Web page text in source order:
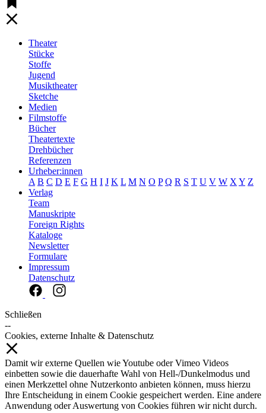
Theater
Stücke
Stoffe
Jugend
Musiktheater
Sketche
Medien
Filmstoffe
Bücher
Theatertexte
Drehbücher
Referenzen
Urheber:innen
A B C D E F G H I J K L M N O P Q R S T U V W X Y Z
Verlag
Team
Manuskripte
Foreign Rights
Kataloge
Newsletter
Formulare
Impressum
Datenschutz
Schließen
--
Cookies, externe Inhalte & Datenschutz
Damit wir externe Quellen wie Youtube oder Vimeo Videos
einbetten sowie die dauerhafte Wahl von Hell-/Dunkelmodus und
einen Merkzettel ohne Nutzerkonto anbieten können, muss hierzu
Ihre Entscheidung in einem Cookie gespeichert werden. Eine andere
Anwendung oder Auswertung von Cookies führen wir nicht durch.